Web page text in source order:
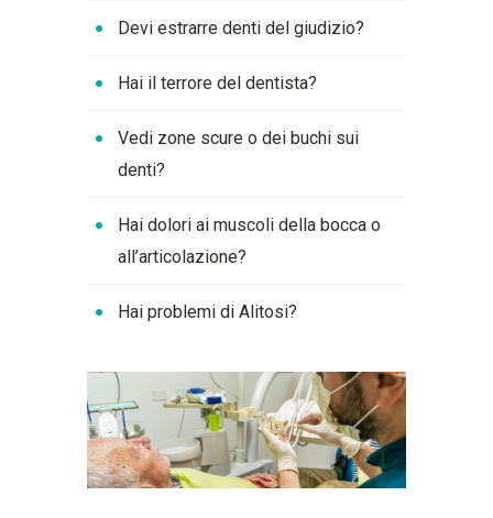
Devi estrarre denti del giudizio?
Hai il terrore del dentista?
Vedi zone scure o dei buchi sui
denti?
Hai dolori ai muscoli della bocca o
all’articolazione?
Hai problemi di Alitosi?